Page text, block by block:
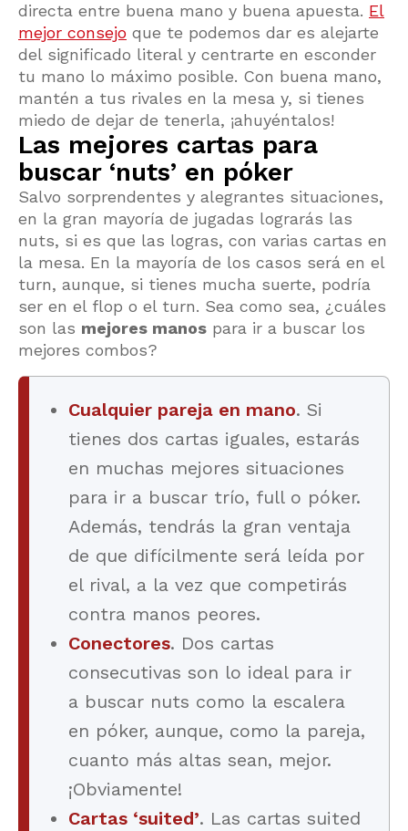
directa entre buena mano y buena apuesta. El
mejor consejo que te podemos dar es alejarte
del significado literal y centrarte en esconder
tu mano lo máximo posible. Con buena mano,
mantén a tus rivales en la mesa y, si tienes
miedo de dejar de tenerla, ¡ahuyéntalos!
Las mejores cartas para
buscar ‘nuts’ en póker
Salvo sorprendentes y alegrantes situaciones,
en la gran mayoría de jugadas lograrás las
nuts, si es que las logras, con varias cartas en
la mesa. En la mayoría de los casos será en el
turn, aunque, si tienes mucha suerte, podría
ser en el flop o el turn. Sea como sea, ¿cuáles
son las mejores manos para ir a buscar los
mejores combos?
Cualquier pareja en mano. Si
tienes dos cartas iguales, estarás
en muchas mejores situaciones
para ir a buscar trío, full o póker.
Además, tendrás la gran ventaja
de que difícilmente será leída por
el rival, a la vez que competirás
contra manos peores.
Conectores. Dos cartas
consecutivas son lo ideal para ir
a buscar nuts como la escalera
en póker, aunque, como la pareja,
cuanto más altas sean, mejor.
¡Obviamente!
Cartas ‘suited’. Las cartas suited